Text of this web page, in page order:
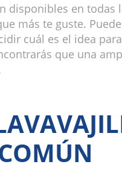
disponibles en
más te guste.
cuál es el idea
que una